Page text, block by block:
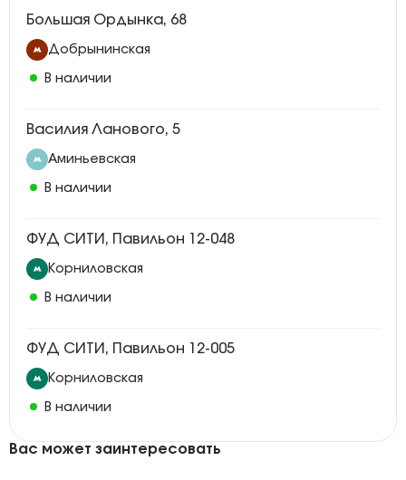
Большая Ордынка, 68
Добрынинская
В наличии
Василия Ланового, 5
Аминьевская
В наличии
ФУД СИТИ, Павильон 12-048
Корниловская
В наличии
ФУД СИТИ, Павильон 12-005
Корниловская
В наличии
Вас может заинтересовать